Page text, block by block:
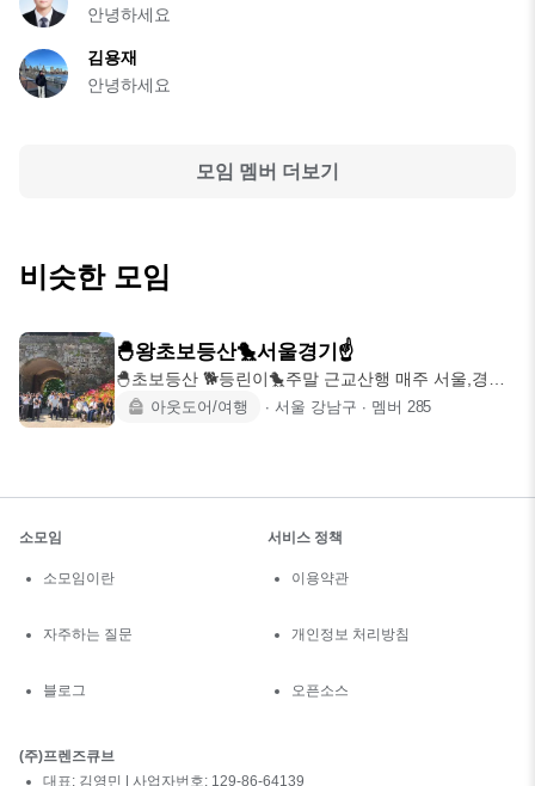
안녕하세요
김용재
안녕하세요
모임 멤버 더보기
비슷한 모임
🐣왕초보등산🐤서울경기☝️
🐣초보등산 🐕등린이🐤주말 근교산행 매주 서울,경기
주변(인왕,용마
아웃도어/여행 ∙ 서울 강남구 ∙ 멤버 285
소모임
소모임이란
자주하는 질문
블로그
서비스 정책
이용약관
개인정보 처리방침
오픈소스
(주)프렌즈큐브
대표: 김영민 | 사업자번호: 129-86-64139